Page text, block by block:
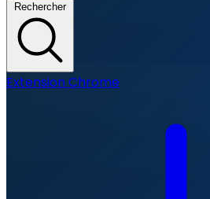
Rechercher
Extension Chrome